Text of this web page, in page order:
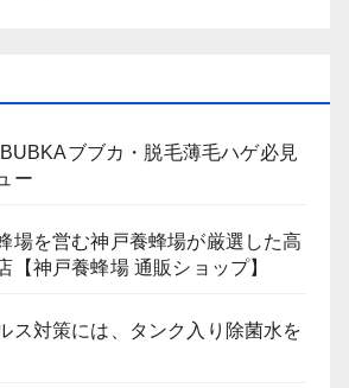
ブブカ・脱毛薄毛ハゲ必見
ー
場を営む神戸養蜂場が厳選した高
【神戸養蜂場 通販ショップ】
ス対策には、タンク入り除菌水を